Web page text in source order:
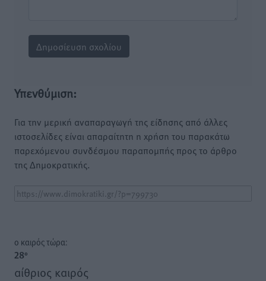
Υπενθύμιση:
Για την μερική αναπαραγωγή της είδησης από άλλες
ιστοσελίδες είναι απαραίτητη η χρήση του παρακάτω
παρεχόμενου συνδέσμου παραπομπής προς το άρθρο
της Δημοκρατικής.
o καιρός τώρα:
28°
αίθριος καιρός